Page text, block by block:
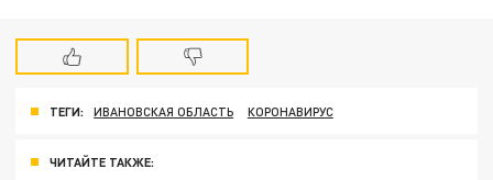
ТЕГИ: ИВАНОВСКАЯ ОБЛАСТЬ КОРОНАВИРУС
ЧИТАЙТЕ ТАКЖЕ: